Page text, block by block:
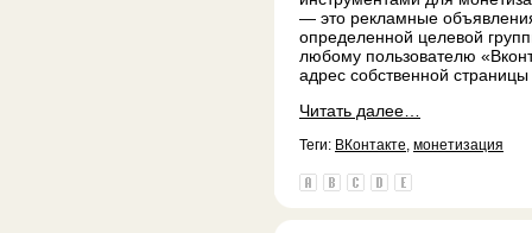
— это рекламные
определенной целевой
любому пользователю
адрес собственной
Читать далее…
Теги: ВКонтакте, монетизация